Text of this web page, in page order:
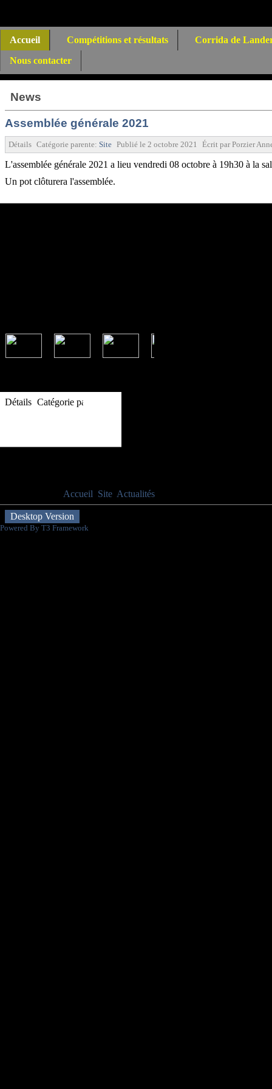
Accueil Compétitions et résultats
Corrida de
Nous contacter
News
Assemblée générale 2021
Détails Catégorie parente: Site Publié le 2 octobre 2021 Écrit parPorzier
L'assemblée générale 2021 a lieu vendredi 08 octobre à 19h30 à la
Un pot clôturera l'assemblée.
Détails Catégorie parente:
Accueil Site Actualités
Desktop Version
Powered By T3 Framework